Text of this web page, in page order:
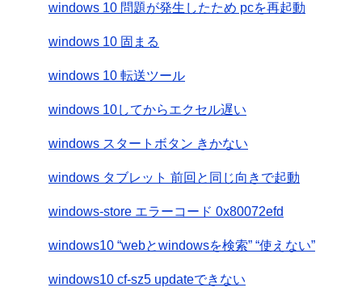
windows 10 問題が発生したため pcを再起動
windows 10 固まる
windows 10 転送ツール
windows 10してからエクセル遅い
windows スタートボタン きかない
windows タブレット 前回と同じ向きで起動
windows-store エラーコード 0x80072efd
windows10 “webとwindowsを検索” “使えない”
windows10 cf-sz5 updateできない